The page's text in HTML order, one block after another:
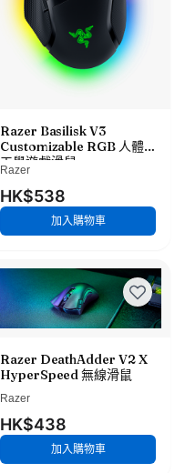
Razer Basilisk V3
Customizable RGB 人體
工學遊戲滑鼠
Razer
HK$538
加入購物車
Razer DeathAdder V2 X
HyperSpeed 無線滑鼠
Razer
HK$438
加入購物車